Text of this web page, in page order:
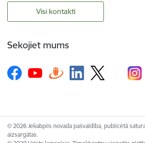
Visi kontakti
Sekojiet mums
© 2026 Jekabpils novada pašvaldība, publicētā
aizsargātas.